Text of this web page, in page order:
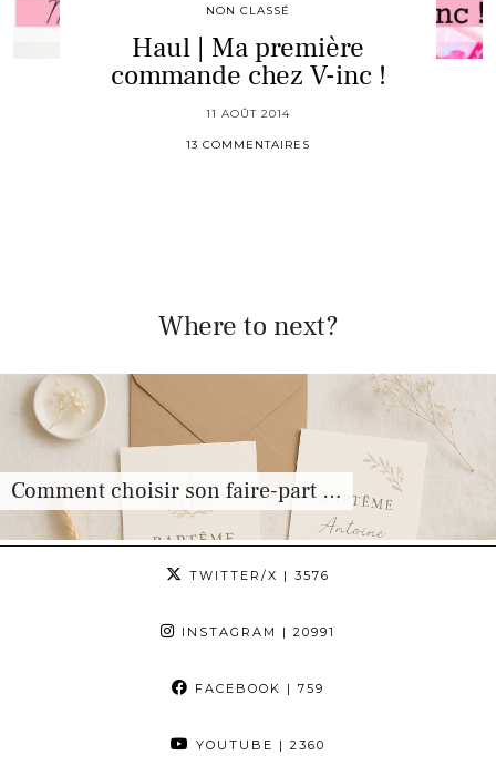
NON CLASSÉ
Haul | Ma première
commande chez V-inc !
11 AOÛT 2014
13 COMMENTAIRES
Where to next?
choisir son faire-part …
TWITTER/X | 3576
INSTAGRAM | 20991
FACEBOOK | 759
YOUTUBE | 2360